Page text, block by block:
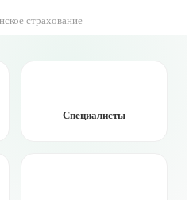
страхование
Специалисты